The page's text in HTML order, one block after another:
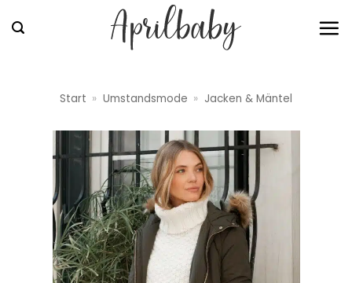
Inhalt
Start » Umstandsmode » Jacken & Mäntel